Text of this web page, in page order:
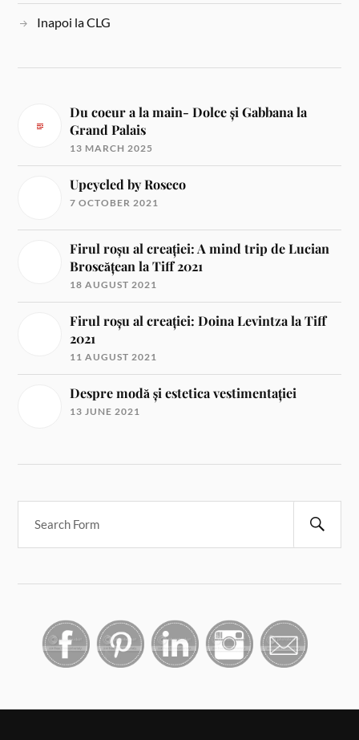
Inapoi la CLG
Du coeur a la main- Dolce și Gabbana la
Grand Palais
13 MARCH 2025
Upcycled by Roseco
7 OCTOBER 2021
Firul roșu al creației: A mind trip de Lucian
Broscățean la Tiff 2021
18 AUGUST 2021
Firul roșu al creației: Doina Levintza la Tiff
2021
11 AUGUST 2021
Despre modă și estetica vestimentației
13 JUNE 2021